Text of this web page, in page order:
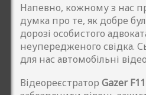
Напевно, кожному з нас
думка про те, як добре
дорозі особистого
неупередженого свідка.
для нас автомобільні
ВідеореєстраторGazer